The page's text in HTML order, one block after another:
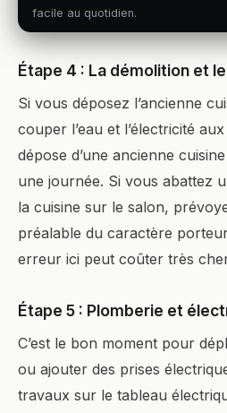
facile au quotidien.
Étape 4 : La démolition et
Si vous déposez l’ancienne
couper l’eau et l’électricité
dépose d’une ancienne
une journée. Si vous abattez
la cuisine sur le salon,
préalable du caractère
erreur ici peut coûter très
Étape 5 : Plomberie et
C’est le bon moment pour
ou ajouter des prises
travaux sur le tableau